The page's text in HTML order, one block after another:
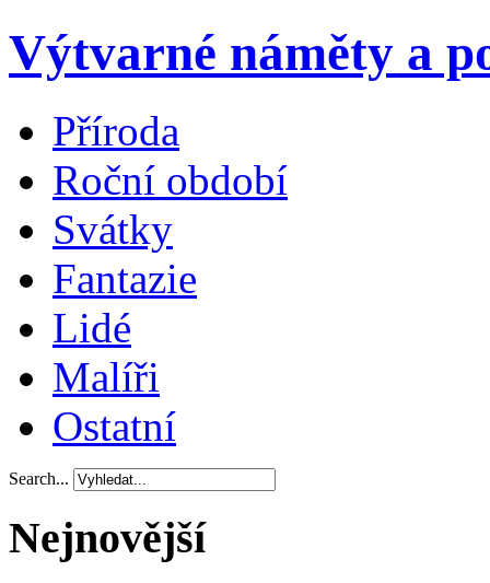
Výtvarné náměty a
Příroda
Roční období
Svátky
Fantazie
Lidé
Malíři
Ostatní
Search...
Nejnovější